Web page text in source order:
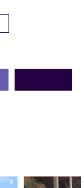
0